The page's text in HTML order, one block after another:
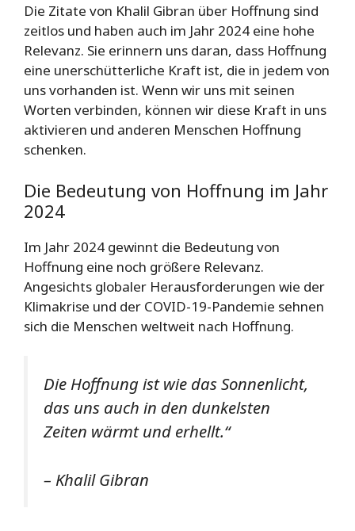
Die Zitate von Khalil Gibran über Hoffnung sind
zeitlos und haben auch im Jahr 2024 eine hohe
Relevanz. Sie erinnern uns daran, dass Hoffnung
eine unerschütterliche Kraft ist, die in jedem von
uns vorhanden ist. Wenn wir uns mit seinen
Worten verbinden, können wir diese Kraft in uns
aktivieren und anderen Menschen Hoffnung
schenken.
Die Bedeutung von Hoffnung im Jahr
2024
Im Jahr 2024 gewinnt die Bedeutung von
Hoffnung eine noch größere Relevanz.
Angesichts globaler Herausforderungen wie der
Klimakrise und der COVID-19-Pandemie sehnen
sich die Menschen weltweit nach Hoffnung.
Die Hoffnung ist wie das Sonnenlicht,
das uns auch in den dunkelsten
Zeiten wärmt und erhellt.“
– Khalil Gibran